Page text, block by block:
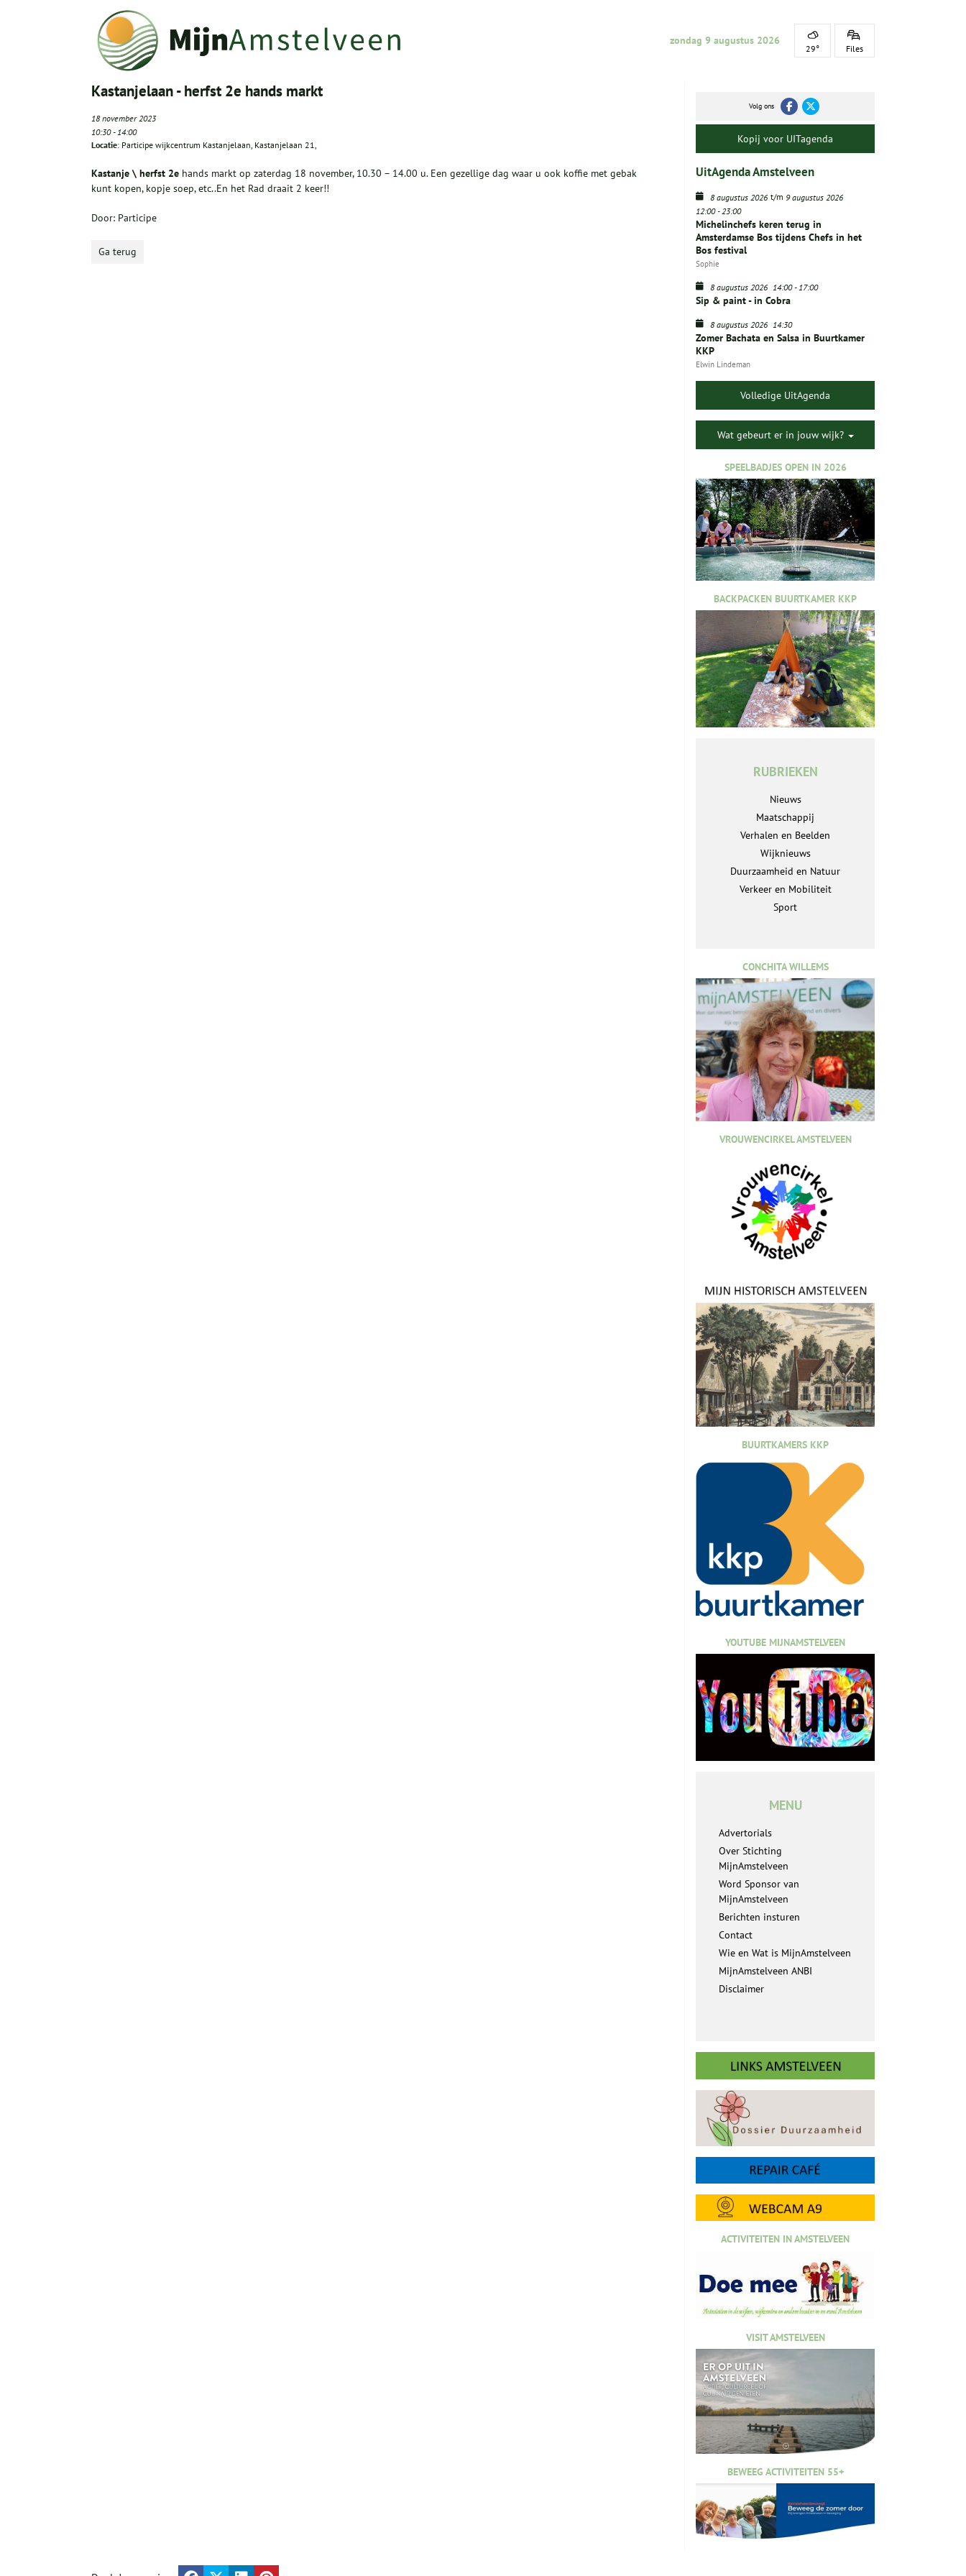
zondag 9 augustus 2026
29° Files
Kastanjelaan - herfst 2e hands markt
18 november 2023
10:30-14:00
Locatie: Participe wijkcentrum Kastanjelaan, Kastanjelaan 21,
Kastanje \ herfst 2e hands markt op zaterdag 18 november, 10.30 – 14.00 u. Een gezellige dag waar u ook koffie met gebak
kunt kopen, kopje soep, etc..En het Rad draait 2 keer!!
Door: Participe
Ga terug
Volg ons
Kopij voor UITagenda
UitAgenda Amstelveen
8 augustus 2026 t/m 9 augustus 2026
12:00-23:00
Michelinchefs keren terug in
Amsterdamse Bos tijdens Chefs in het
Bos festival
Sophie
8 augustus 2026 14:00-17:00
Sip & paint - in Cobra
8 augustus 2026 14:30
Zomer Bachata en Salsa in Buurtkamer
KKP
Elwin Lindeman
Volledige UitAgenda
Wat gebeurt er in jouw wijk?
SPEELBADJES OPEN IN 2026
BACKPACKEN BUURTKAMER KKP
RUBRIEKEN
Nieuws
Maatschappij
Verhalen en Beelden
Wijknieuws
Duurzaamheid en Natuur
Verkeer en Mobiliteit
Sport
CONCHITA WILLEMS
VROUWENCIRKEL AMSTELVEEN
BUURTKAMERS KKP
YOUTUBE MIJNAMSTELVEEN
MENU
Advertorials
Over Stichting
MijnAmstelveen
Word Sponsor van
MijnAmstelveen
Berichten insturen
Contact
Wie en Wat is MijnAmstelveen
MijnAmstelveen ANBI
Disclaimer
ACTIVITEITEN IN AMSTELVEEN
VISIT AMSTELVEEN
BEWEEG ACTIVITEITEN 55+